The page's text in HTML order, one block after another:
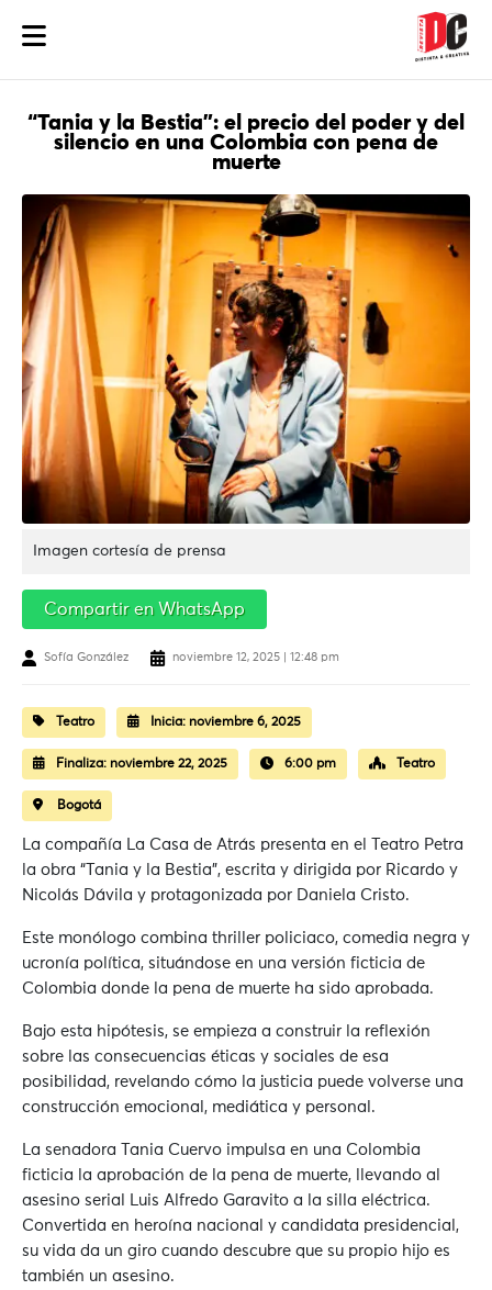
“Tania y la Bestia”: el precio del poder y del
silencio en una Colombia con pena de
muerte
Imagen cortesía de prensa
Compartir en WhatsApp
Sofía González noviembre 12, 2025 | 12:48 pm
Teatro Inicia: noviembre 6, 2025
Finaliza: noviembre 22, 2025 6:00 pm Teatro
Bogotá
La compañía La Casa de Atrás presenta en el Teatro Petra
la obra “Tania y la Bestia”, escrita y dirigida por Ricardo y
Nicolás Dávila y protagonizada por Daniela Cristo.
Este monólogo combina thriller policiaco, comedia negra y
ucronía política, situándose en una versión ficticia de
Colombia donde la pena de muerte ha sido aprobada.
Bajo esta hipótesis, se empieza a construir la reflexión
sobre las consecuencias éticas y sociales de esa
posibilidad, revelando cómo la justicia puede volverse una
construcción emocional, mediática y personal.
La senadora Tania Cuervo impulsa en una Colombia
ficticia la aprobación de la pena de muerte, llevando al
asesino serial Luis Alfredo Garavito a la silla eléctrica.
Convertida en heroína nacional y candidata presidencial,
su vida da un giro cuando descubre que su propio hijo es
también un asesino.